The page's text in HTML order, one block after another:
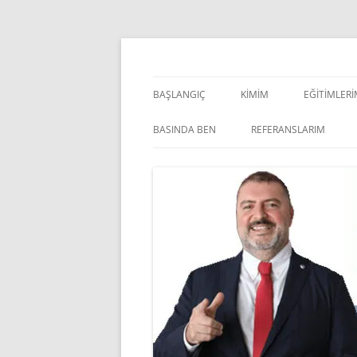
İçeriğe
BAŞLANGIÇ KIMIM
BASINDA BEN REFERANSLARIM